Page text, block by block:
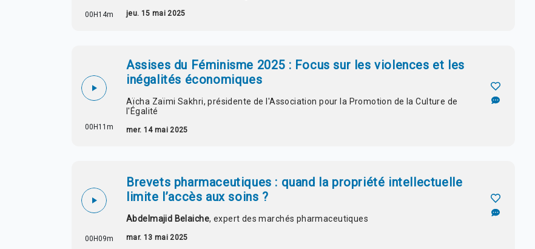
00H14m jeu. 15 mai 2025
00H11m
Assises du Féminisme 2025 : Focus sur les violences et les
inégalités économiques
Aïcha Zaïmi Sakhri, présidente de l'Association pour la Promotion de la Culture de
l'Égalité
mer. 14 mai 2025
00H09m
Brevets pharmaceutiques : quand la propriété intellectuelle
limite l’accès aux soins ?
Abdelmajid Belaiche, expert des marchés pharmaceutiques
mar. 13 mai 2025